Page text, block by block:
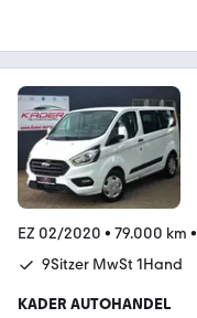
EZ 02/2020 • 79.000 km •
9Sitzer MwSt 1Hand
KADER AUTOHANDEL